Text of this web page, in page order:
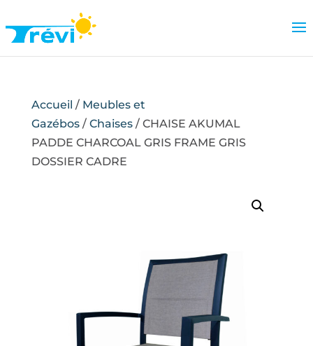
Accueil / Meubles et
Gazébos/ Chaises/ CHAISE AKUMAL
PADDE CHARCOAL GRIS FRAME GRIS
DOSSIER CADRE